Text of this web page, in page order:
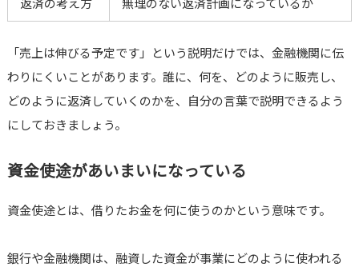
「売上は伸びる予定です」という説明だけでは、金融機関に伝
わりにくいことがあります。誰に、何を、どのように販売し、
どのように返済していくのかを、自分の言葉で説明できるよう
にしておきましょう。
資金使途があいまいになっている
資金使途とは、借りたお金を何に使うのかという意味です。
銀行や金融機関は、融資した資金が事業にどのように使われる